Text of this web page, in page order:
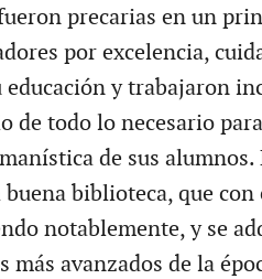
precarias en un
por excelencia,
educación y trabajaron
de todo lo necesario
de sus alumnos.
biblioteca, que con
notablemente, y se
más avanzados de la